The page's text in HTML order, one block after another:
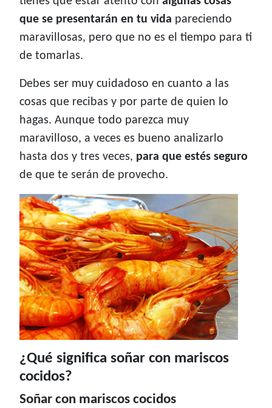
que se presentarán en tu vida pareciendo
maravillosas, pero que no es el tiempo para ti
de tomarlas.
Debes ser muy cuidadoso en cuanto a las
cosas que recibas y por parte de quien lo
hagas. Aunque todo parezca muy
maravilloso, a veces es bueno analizarlo
hasta dos y tres veces, para que estés seguro
de que te serán de provecho.
¿Qué significa soñar con mariscos
cocidos?
Soñar con mariscos cocidos